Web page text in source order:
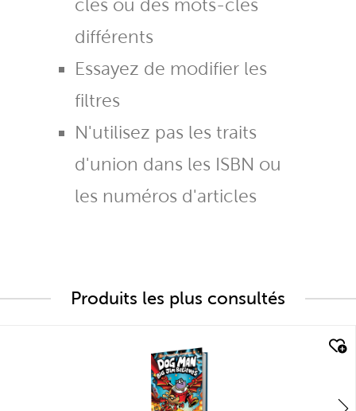
clés ou des mots-clés
différents
Essayez de modifier les
filtres
N'utilisez pas les traits
d'union dans les ISBN ou
les numéros d'articles
Produits les plus consultés